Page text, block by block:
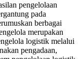
pengelolaan
pada
berbagai
merupakan
logistik melalui
pengadaan,